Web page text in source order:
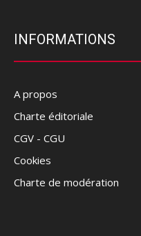
INFORMATIONS
A propos
Charte éditoriale
CGV - CGU
Cookies
Charte de modération